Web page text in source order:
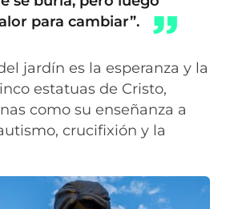
para cambiar”.
jardín es la esperanza y la
estatuas de Cristo,
como su enseñanza a
crucifixión y la